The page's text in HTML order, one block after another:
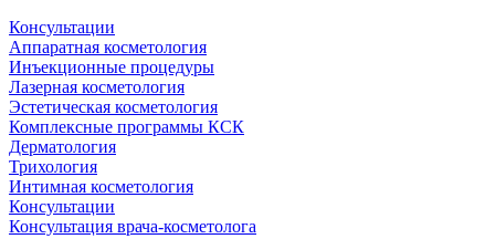
Консультации
Аппаратная косметология
Инъекционные процедуры
Лазерная косметология
Эстетическая косметология
Комплексные программы КСК
Дерматология
Трихология
Интимная косметология
Консультации
Консультация врача-косметолога